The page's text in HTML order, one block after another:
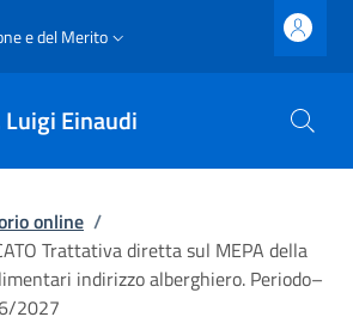
e del Merito
Luigi Einaudi
pane
online /
Trattativa diretta sul MEPA della
indirizzo alberghiero. Periodo–
2027